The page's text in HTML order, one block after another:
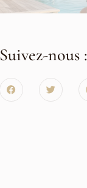
Suivez-nous :